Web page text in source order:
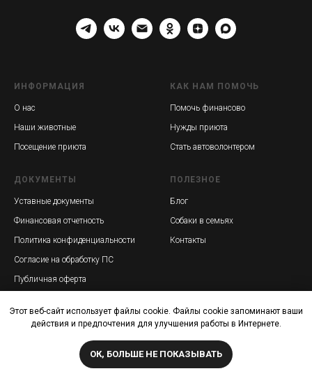
Этот веб-сайт использует файлы cookie. Файлы cookie запоминают ваши
действия и предпочтения для улучшения работы в Интернете.
ОК, БОЛЬШЕ НЕ ПОКАЗЫВАТЬ
ИНФОРМАЦИЯ
О нас
Наши животные
Посещение приюта
КАК НАМ ПОМОЧЬ
Помочь финансово
Нужды приюта
Стать автоволонтером
ДОКУМЕНТЫ
Уставные документы
Финансовая отчетность
Политика конфиденциальности
Согласие на обработку ПС
Публичная оферта
ПОЛЕЗНОЕ
Блог
Собаки в семьях
Контакты
РОБО «ОСОБЫЙ ДРУГ» ИНН 7814717520 КПП 781401001
© 2012-2026 Помощь бездомным собакам-инвалидам и
старичкам